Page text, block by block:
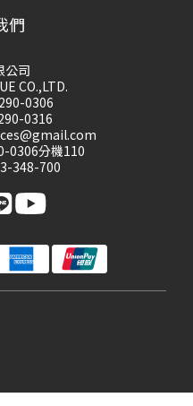
們
公司
CO.,LTD.
0306
0316
0306分機110
348-700